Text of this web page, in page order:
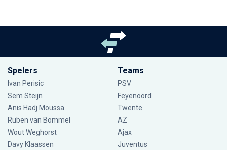
Spelers
Ivan Perisic
Sem Steijn
Anis Hadj Moussa
Ruben van Bommel
Wout Weghorst
Davy Klaassen
Teams
PSV
Feyenoord
Twente
AZ
Ajax
Juventus